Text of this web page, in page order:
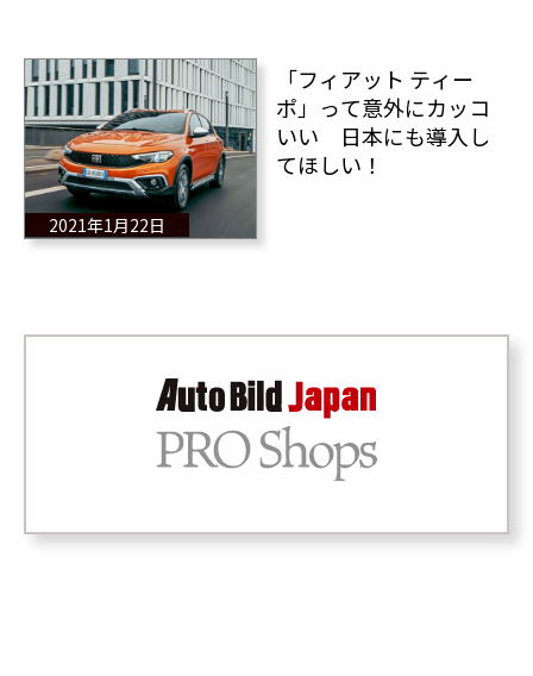
2021年1月22日
「フィアット ティー
ポ」って意外にカッコ
いい 日本にも導入し
てほしい！